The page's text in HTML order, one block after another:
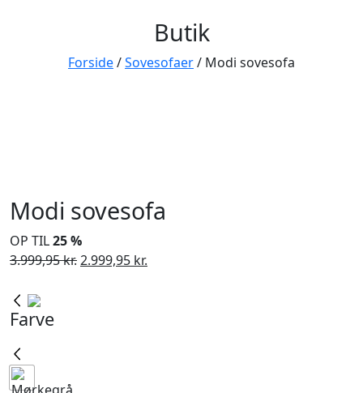
Butik
Forside/Sovesofaer/ Modi sovesofa
Modi sovesofa
OP TIL25 %
3.999,95kr. Den
2.999,95 kr.
Farve